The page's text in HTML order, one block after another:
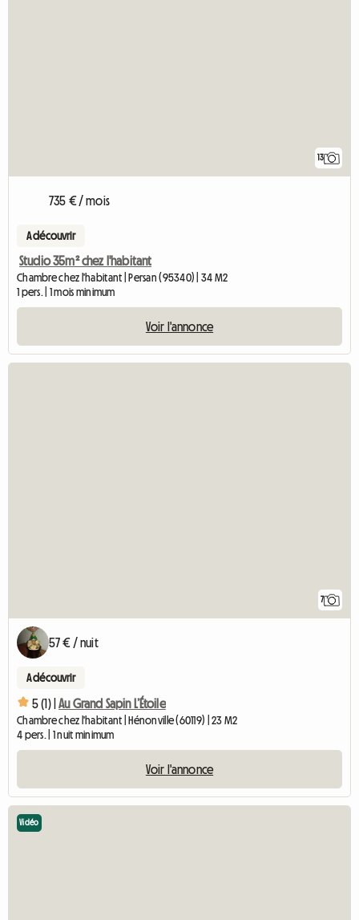
13
735 € / mois
A découvrir
Studio 35m² chez l'habitant
Chambre chez l'habitant | Persan (95340) | 34 M2
1 pers. | 1 mois minimum
Voir l'annonce
7
57 € / nuit
A découvrir
5 (1) | Au Grand Sapin L’Étoile
Chambre chez l'habitant | Hénonville (60119) | 23 M2
4 pers. | 1 nuit minimum
Voir l'annonce
Vidéo